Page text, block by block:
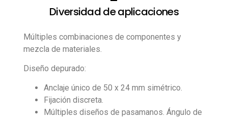
Diversidad de aplicaciones
Múltiples combinaciones de componentes y
mezcla de materiales.
Diseño depurado:
Anclaje único de 50 x 24 mm simétrico.
Fijación discreta.
Múltiples diseños de pasamanos. Ángulo de